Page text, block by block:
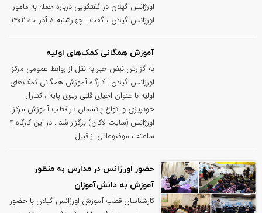
اورژانس گیلان در گفتگویی درباره حمله به مامور
اورژانس گیلان ، گفت : چهارشنبه ۸ آذر ماه ۱۴۰۲
آموزش همگانی کمک‌های اولیه
به گزارش نبض خبر به نقل از روابط عمومی مرکز
اورژانس گیلان : کارگاه آموزش همگانی کمک‌های
اولیه با عنوان احیای قلبی ریوی پایه ، کنترل
خونریزی و انواع پانسمان در قطب آموزش مرکز
اورژانس (سایت لاکان) برگزار شد . در این کارگاه ۴
ساعته ، موضوعاتی از قبیل
حضور اورژانس در مدارس به منظور
آموزش به دانش‌آموزان
کارشناسان قطب آموزش اورژانس گیلان با حضور